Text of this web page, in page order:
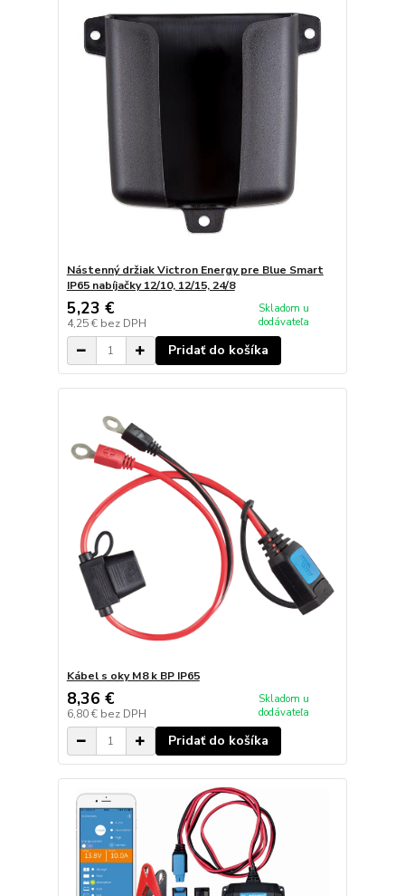
Nástenný držiak Victron Energy pre Blue Smart
IP65 nabíjačky 12/10, 12/15, 24/8
5,23 €
4,25 € bez DPH
Skladom u
dodávateľa
Pridať do košíka
Kábel s oky M8 k BP IP65
8,36 €
6,80 € bez DPH
Skladom u
dodávateľa
Pridať do košíka